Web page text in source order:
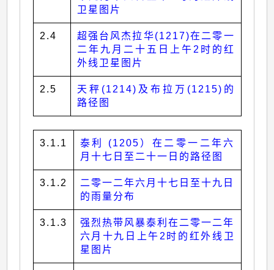
卫星图片
2.4
超强台风杰拉华(1217)在二零一
二年九月二十五日上午2时的红
外线卫星图片
2.5
天秤(1214)及布拉万(1215)的
路径图
3.1.1
泰利 (1205）在二零一二年六
月十七日至二十一日的路径图
3.1.2
二零一二年六月十七日至十九日
的雨量分布
3.1.3
强烈热带风暴泰利在二零一二年
六月十九日上午2时的红外线卫
星图片